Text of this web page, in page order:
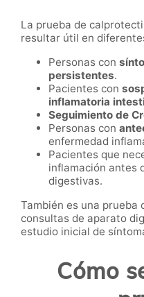
La prueba de
resultar útil en
Personas con
persistentes.
Pacientes con
inflamatoria
Seguimiento de
Personas con
enfermedad
Pacientes que
inflamación antes
digestivas.
También es una prueba
consultas de aparato
estudio inicial de
Cómo